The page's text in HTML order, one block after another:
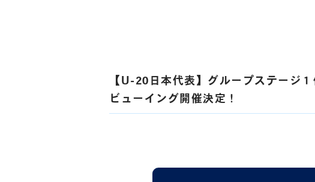
【U-20日本代表】グループステージ
ビューイング開催決定！